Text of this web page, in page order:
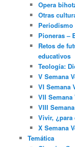
Opera
Otras
Pioneras –
Retos de
educativos
Teología:
V Semana
VI Semana
VII Semana
VIII
Vivir, ¿para
X Semana
Temática